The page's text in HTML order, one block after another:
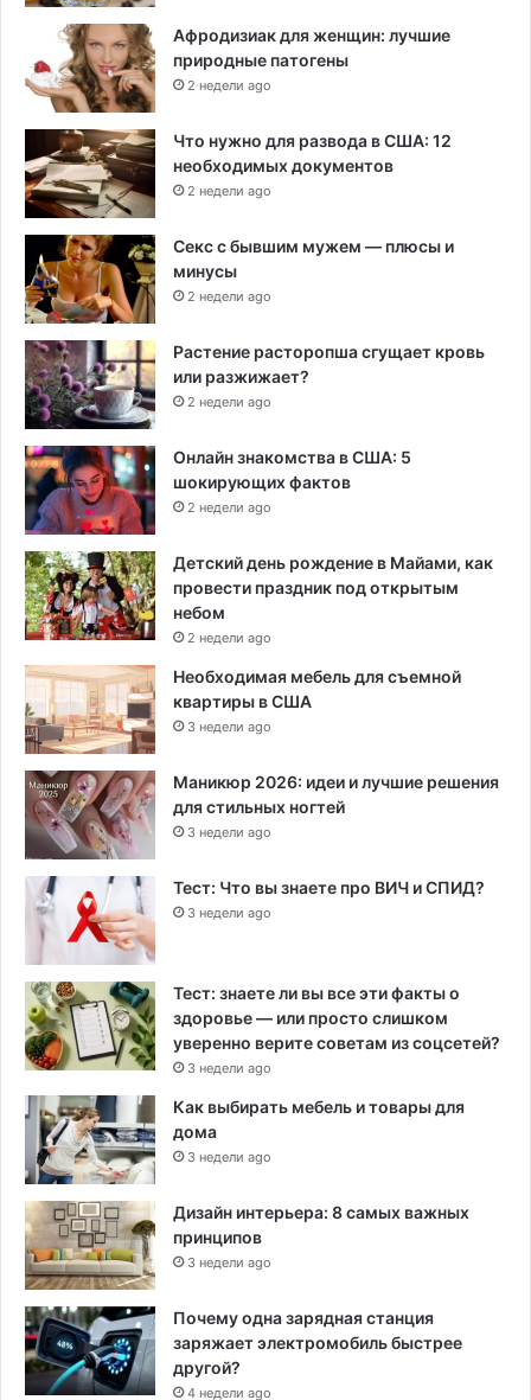
Афродизиак для женщин: лучшие
природные патогены
2 недели ago
Что нужно для развода в США: 12
необходимых документов
2 недели ago
Секс с бывшим мужем — плюсы и
минусы
2 недели ago
Растение расторопша сгущает кровь
или разжижает?
2 недели ago
Онлайн знакомства в США: 5
шокирующих фактов
2 недели ago
Детский день рождение в Майами, как
провести праздник под открытым
небом
2 недели ago
Необходимая мебель для съемной
квартиры в США
3 недели ago
Маникюр 2026: идеи и лучшие решения
для стильных ногтей
3 недели ago
Тест: Что вы знаете про ВИЧ и СПИД?
3 недели ago
Тест: знаете ли вы все эти факты о
здоровье — или просто слишком
уверенно верите советам из соцсетей?
3 недели ago
Как выбирать мебель и товары для
дома
3 недели ago
Дизайн интерьера: 8 самых важных
принципов
3 недели ago
Почему одна зарядная станция
заряжает электромобиль быстрее
другой?
4 недели ago